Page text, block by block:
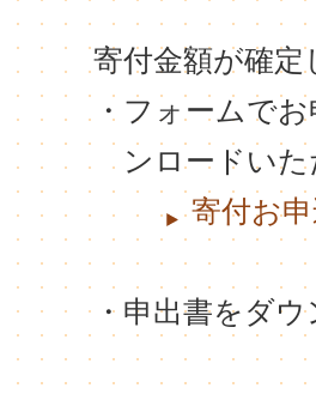
寄付金額が確定し
・フォームでお申
ンロードいた
寄付お
・申出書をダウン